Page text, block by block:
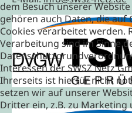
dem Besuch unserer
gehören auch Daten, die
Cookies verarbeitet werden.
Verarbeitung sind im Sinne
Interessen der SWSZ Netz
Ihrerseits ist hierfür nicht
setzen wir auf unserer
Dritter ein, z.B. zu Marketing